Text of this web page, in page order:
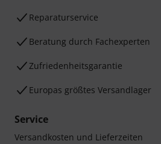
Reparaturservice
Beratung durch Fachexperten
Zufriedenheitsgarantie
Europas größtes Versandlager
Service
Versandkosten und Lieferzeiten